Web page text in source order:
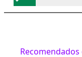
Recomendados